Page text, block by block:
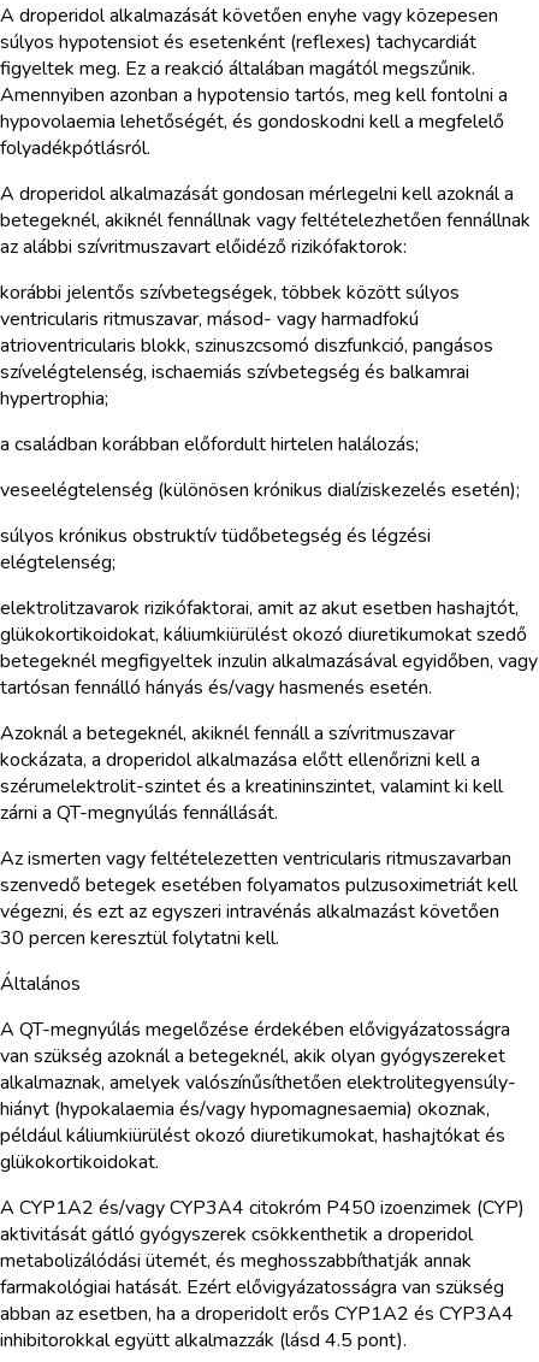
A droperidol alkalmazását követően enyhe vagy közepesen
súlyos hypotensiot és esetenként (reflexes) tachycardiát
figyeltek meg. Ez a reakció általában magától megszűnik.
Amennyiben azonban a hypotensio tartós, meg kell fontolni a
hypovolaemia lehetőségét, és gondoskodni kell a megfelelő
folyadékpótlásról.
A droperidol alkalmazását gondosan mérlegelni kell azoknál a
betegeknél, akiknél fennállnak vagy feltételezhetően fennállnak
az alábbi szívritmuszavart előidéző rizikófaktorok:
korábbi jelentős szívbetegségek, többek között súlyos
ventricularis ritmuszavar, másod- vagy harmadfokú
atrioventricularis blokk, szinuszcsomó diszfunkció, pangásos
szívelégtelenség, ischaemiás szívbetegség és balkamrai
hypertrophia;
a családban korábban előfordult hirtelen halálozás;
veseelégtelenség (különösen krónikus dialíziskezelés esetén);
súlyos krónikus obstruktív tüdőbetegség és légzési
elégtelenség;
elektrolitzavarok rizikófaktorai, amit az akut esetben hashajtót,
glükokortikoidokat, káliumkiürülést okozó diuretikumokat szedő
betegeknél megfigyeltek inzulin alkalmazásával egyidőben, vagy
tartósan fennálló hányás és/vagy hasmenés esetén.
Azoknál a betegeknél, akiknél fennáll a szívritmuszavar
kockázata, a droperidol alkalmazása előtt ellenőrizni kell a
szérumelektrolit-szintet és a kreatininszintet, valamint ki kell
zárni a QT-megnyúlás fennállását.
Az ismerten vagy feltételezetten ventricularis ritmuszavarban
szenvedő betegek esetében folyamatos pulzusoximetriát kell
végezni, és ezt az egyszeri intravénás alkalmazást követően
30 percen keresztül folytatni kell.
Általános
A QT-megnyúlás megelőzése érdekében elővigyázatosságra
van szükség azoknál a betegeknél, akik olyan gyógyszereket
alkalmaznak, amelyek valószínűsíthetően elektrolitegyensúly-
hiányt (hypokalaemia és/vagy hypomagnesaemia) okoznak,
például káliumkiürülést okozó diuretikumokat, hashajtókat és
glükokortikoidokat.
A CYP1A2 és/vagy CYP3A4 citokróm P450 izoenzimek (CYP)
aktivitását gátló gyógyszerek csökkenthetik a droperidol
metabolizálódási ütemét, és meghosszabbíthatják annak
farmakológiai hatását. Ezért elővigyázatosságra van szükség
abban az esetben, ha a droperidolt erős CYP1A2 és CYP3A4
inhibitorokkal együtt alkalmazzák (lásd 4.5 pont).